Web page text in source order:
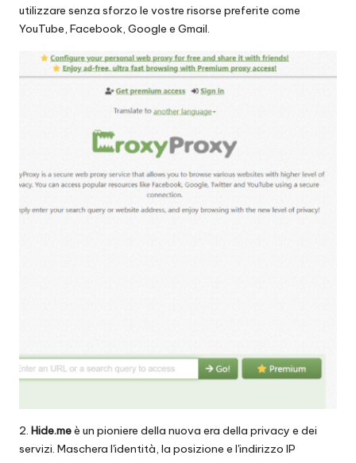
utilizzare senza sforzo le vostre risorse preferite come
YouTube, Facebook, Google e Gmail.
2. Hide.meè un pioniere della nuova era della privacy e dei
servizi. Maschera l'identità, la posizione e l'indirizzo IP